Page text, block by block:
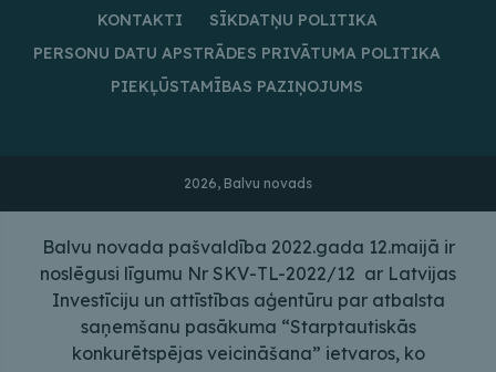
KONTAKTI
SĪKDATŅU POLITIKA
PERSONU DATU APSTRĀDES PRIVĀTUMA POLITIKA
PIEKĻŪSTAMĪBAS PAZIŅOJUMS
2026, Balvu novads
Balvu novada pašvaldība 2022.gada 12.maijā ir
noslēgusi līgumu Nr SKV-TL-2022/12 ar Latvijas
Investīciju un attīstības aģentūru par atbalsta
saņemšanu pasākuma “Starptautiskās
konkurētspējas veicināšana” ietvaros, ko